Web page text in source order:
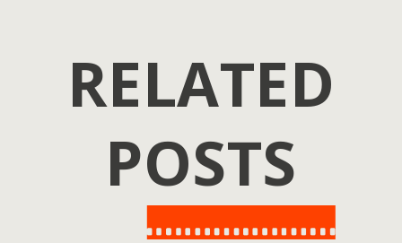
RELATED
POSTS